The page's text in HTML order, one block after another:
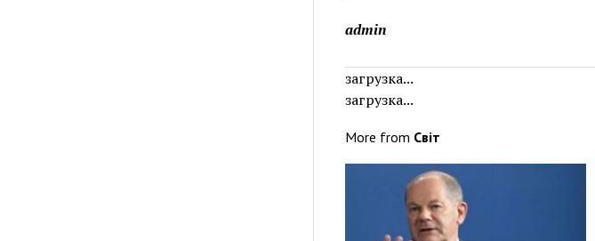
admin
загрузка...
загрузка...
More from Світ